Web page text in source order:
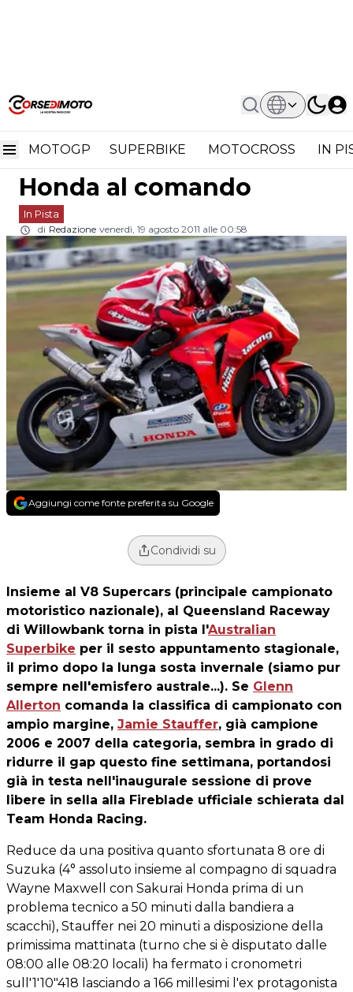
MOTOGP SUPERBIKE MOTOCROSS IN
Home In Pista
ASBK Queensland Prove Libere: Jamie
ASBK Queensland Prove
Libere: Jamie Stauffer su
Honda al comando
In Pista
di Redazione venerdì, 19 agosto 2011 alle 00:58
Aggiungi come fonte preferita su Google
Condividi su
Insieme al V8 Supercars (principale campionato
motoristico nazionale), al Queensland Raceway
di Willowbank torna in pista l'Australian
Superbike per il sesto appuntamento stagionale,
il primo dopo la lunga sosta invernale (siamo pur
sempre nell'emisfero australe...). Se Glenn
Allerton comanda la classifica di campionato con
ampio margine, Jamie Stauffer, già campione
2006 e 2007 della categoria, sembra in grado di
ridurre il gap questo fine settimana, portandosi
già in testa nell'inaugurale sessione di prove
libere in sella alla Fireblade ufficiale schierata dal
Team Honda Racing.
Reduce da una positiva quanto sfortunata 8 ore di
Suzuka (4° assoluto insieme al compagno di squadra
Wayne Maxwell con Sakurai Honda prima di un
problema tecnico a 50 minuti dalla bandiera a
scacchi), Stauffer nei 20 minuti a disposizione della
primissima mattinata (turno che si è disputato dalle
08:00 alle 08:20 locali) ha fermato i cronometri
sull'1'10"418 lasciando a 166 millesimi l'ex protagonista